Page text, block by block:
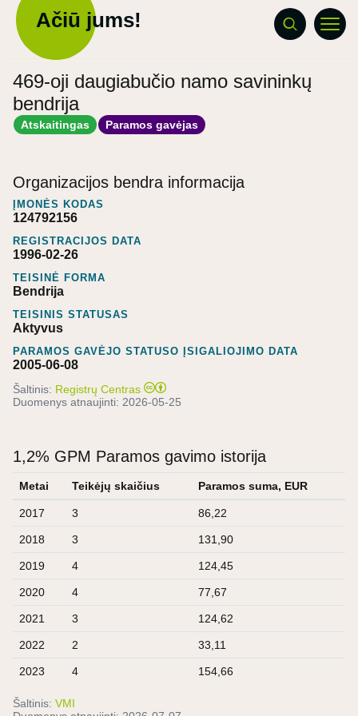
Ačiū jums!
469-oji daugiabučio namo savininkų
bendrija
Atskaitingas Paramos gavėjas
Organizacijos bendra informacija
ĮMONĖS KODAS
124792156
REGISTRACIJOS DATA
1996-02-26
TEISINĖ FORMA
Bendrija
TEISINIS STATUSAS
Aktyvus
PARAMOS GAVĖJO STATUSO ĮSIGALIOJIMO DATA
2005-06-08
Šaltinis: Registrų Centras
Duomenys atnaujinti: 2026-05-25
1,2% GPM Paramos gavimo istorija
Metai Teikėjų skaičius Paramos suma, EUR
2017 3 86,22
2018 3 131,90
2019 4 124,45
2020 4 77,67
2021 3 124,62
2022 2 33,11
2023 4 154,66
Šaltinis: VMI